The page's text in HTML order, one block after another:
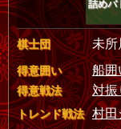
詰めバ
棋士団 未所
得意囲い 船囲
得意戦法 対振
トレンド戦法 村田